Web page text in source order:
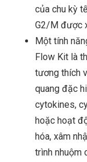
của chu kỳ
G2/M được
Một tính
Flow Kit là
tương thích
quang đặc
cytokines,
hoặc hoạt
hóa, xâm
trình nhuộm